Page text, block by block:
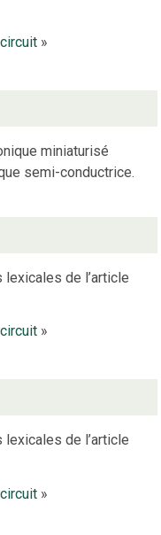
circuit»
miniaturisé
semi-conductrice.
de l’article
circuit»
de l’article
circuit»